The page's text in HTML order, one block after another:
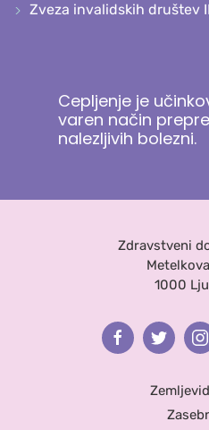
Zveza invalidskih društev
Cepljenje je
varen način
nalezljivih bolezni.
Zdravstveni
1000
FacebookTwitter